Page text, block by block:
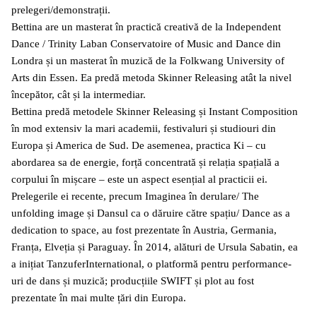
prelegeri/demonstrații.
Bettina are un masterat în practică creativă de la Independent
Dance / Trinity Laban Conservatoire of Music and Dance din
Londra și un masterat în muzică de la Folkwang University of
Arts din Essen. Ea predă metoda Skinner Releasing atât la nivel
începător, cât și la intermediar.
Bettina predă metodele Skinner Releasing și Instant Composition
în mod extensiv la mari academii, festivaluri și studiouri din
Europa și America de Sud. De asemenea, practica Ki – cu
abordarea sa de energie, forță concentrată și relația spațială a
corpului în mișcare – este un aspect esențial al practicii ei.
Prelegerile ei recente, precum Imaginea în derulare/ The
unfolding image și Dansul ca o dăruire către spațiu/ Dance as a
dedication to space, au fost prezentate în Austria, Germania,
Franța, Elveția și Paraguay. În 2014, alături de Ursula Sabatin, ea
a inițiat TanzuferInternational, o platformă pentru performance-
uri de dans și muzică; producțiile SWIFT și plot au fost
prezentate în mai multe țări din Europa.